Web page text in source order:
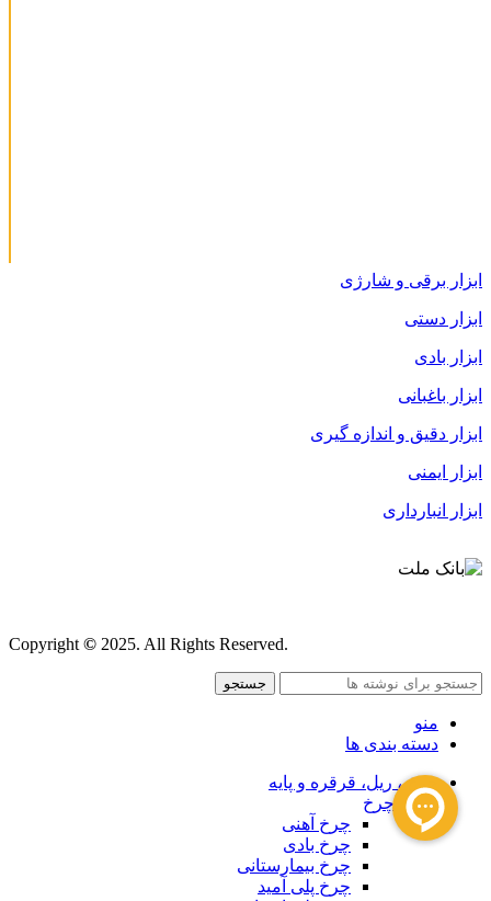
ابزار برقی و شارژی
ابزار دستی
ابزار بادی
ابزار باغبانی
ابزار دقیق و اندازه گیری
ابزار ایمنی
ابزار انبارداری
Copyright© 2025. All Rights Reserved.
جستجو
منو
دسته بندی ها
چرخ ، ریل، قرقره و پایه
چرخ
چرخ آهنی
چرخ بادی
چرخ بیمارستانی
چرخ پلی آمید